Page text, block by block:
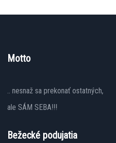
Motto
.. nesnaž sa prekonať ostatných,
ale SÁM SEBA!!!
Bežecké podujatia